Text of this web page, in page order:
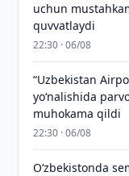
uchun
quvvatlaydi
22:30 · 06/08
“Uzbekistan
yo‘nalishida
muhokama qildi
22:30 · 06/08
O‘zbekistonda